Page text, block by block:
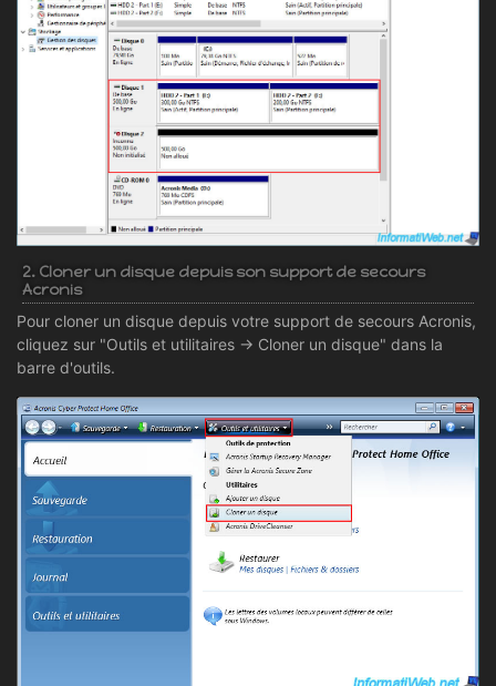
2. Cloner un disque depuis son support de secours
Acronis
Pour cloner un disque depuis votre support de secours Acronis,
cliquez sur "Outils et utilitaires -> Cloner un disque" dans la
barre d'outils.